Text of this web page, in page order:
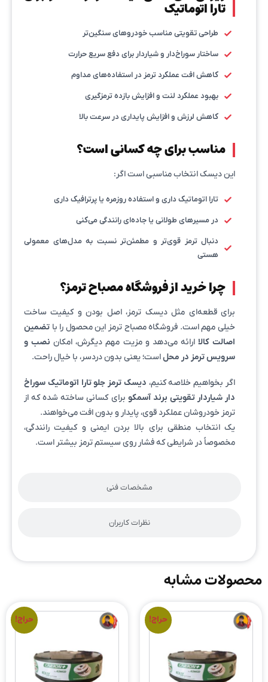
مشخصات فنی
نظرات کاربران
تارا اتوماتیک
طراحی تقویتی مناسب خودروهای سنگین‌تر
ساختار سوراخ‌دار و شیاردار برای دفع سریع حرارت
کاهش افت عملکرد ترمز در استفاده‌های مداوم
بهبود عملکرد لنت و افزایش بازده ترمزگیری
کاهش لرزش و افزایش پایداری در سرعت بالا
مناسب برای چه کسانی است؟
این دیسک انتخاب مناسبی است اگر:
تارا اتوماتیک داری و استفاده روزمره یا پرترافیک داری
در مسیرهای طولانی یا جاده‌ای رانندگی می‌کنی
دنبال ترمز قوی‌تر و مطمئن‌تر نسبت به مدل‌های معمولی
هستی
چرا خرید از فروشگاه مصباح ترمز؟
برای قطعه‌ای مثل دیسک ترمز، اصل بودن و کیفیت ساخت
خیلی مهم است. فروشگاه مصباح ترمز این محصول را با تضمین
اصالت کالا ارائه می‌دهد و مزیت مهم دیگرش، امکان نصب و
سرویس ترمز در محلاست؛ یعنی بدون دردسر، با خیال راحت.
اگر بخواهیم خلاصه کنیم، دیسک ترمز جلو تارا اتوماتیک سوراخ
دار شیاردار تقویتی برند آسمکو برای کسانی ساخته شده که از
ترمز خودروشان عملکرد قوی، پایدار و بدون افت می‌خواهند.
یک انتخاب منطقی برای بالا بردن ایمنی و کیفیت رانندگی،
مخصوصاً در شرایطی که فشار روی سیستم ترمز بیشتر است.
محصولات مشابه
حراج! حراج!